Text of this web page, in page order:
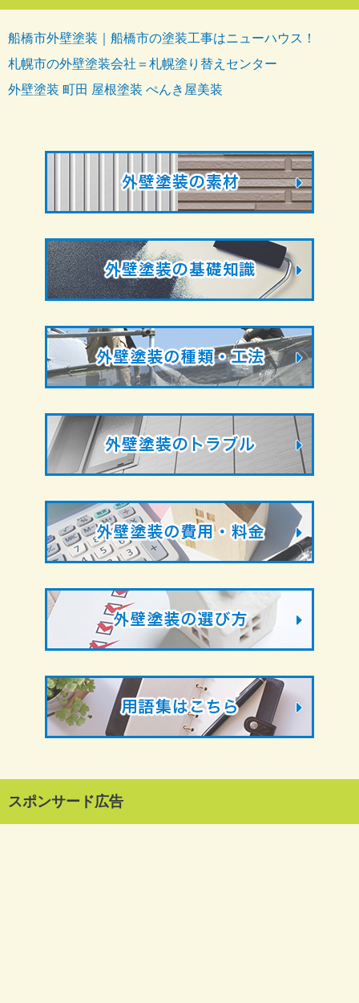
船橋市外壁塗装｜船橋市の塗装工事はニューハウス！
札幌市の外壁塗装会社＝札幌塗り替えセンター
外壁塗装 町田 屋根塗装 ぺんき屋美装
スポンサード広告